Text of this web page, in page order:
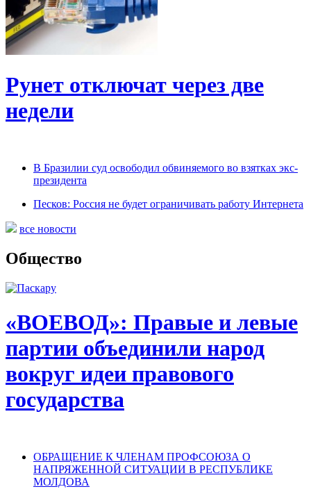
Рунет отключат через две
недели
В Бразилии суд освободил обвиняемого во взятках экс-
президента
Песков: Россия не будет ограничивать работу Интернета
все новости
Общество
«ВОЕВОД»: Правые и левые
партии объединили народ
вокруг идеи правового
государства
ОБРАЩЕНИЕ К ЧЛЕНАМ ПРОФСОЮЗА О
НАПРЯЖЕННОЙ СИТУАЦИИ В РЕСПУБЛИКЕ
МОЛДОВА